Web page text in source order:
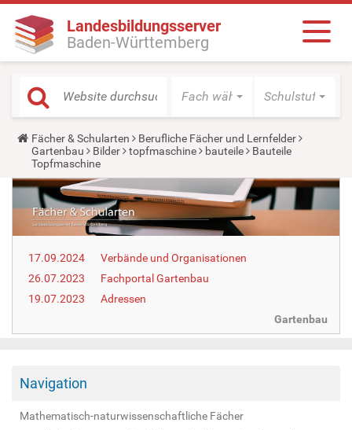
Landesbildungsserver
Baden-Württemberg
Fach wählen Schulstufe
Y
o
u
a
r
h
e
r
:
Fächer & Schularten
Berufliche Fächer und Lernfelder
Gartenbau
Bilder topfmaschine bauteile
Bauteile
Topfmaschine
17.09.2024
Verbände und Organisationen
26.07.2023
Fachportal Gartenbau
19.07.2023
Adressen
Gartenbau
Navigation
Mathematisch-naturwissenschaftliche Fächer